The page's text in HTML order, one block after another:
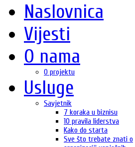
Naslovnica
Vijesti
O nama
O projektu
Usluge
Savjetnik
7 koraka u biznisu
10 pravila liderstva
Kako do starta
Sve što trebate znati o